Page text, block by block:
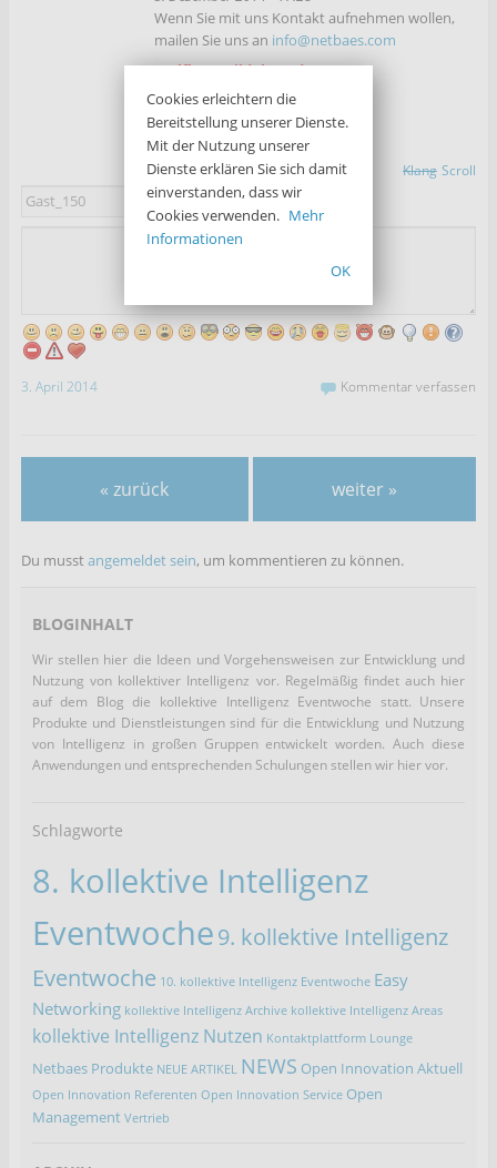
Wenn Sie mit uns Kontakt aufnehmen wollen,
mailen Sie uns an info@netbaes.com
Wolfhart Hildebrandt
5. Dezember 2014 - 17:29
Wir wünschen Ihnen eine schöne
Weihnachtszeit!!
Scroll
Klang
400
3. April 2014 Kommentar verfassen
« zurück weiter »
Du musstangemeldet sein, um kommentieren zu können.
BLOGINHALT
Wir stellen hier die Ideen und Vorgehensweisen zur Entwicklung und
Nutzung von kollektiver Intelligenz vor. Regelmäßig findet auch hier
auf dem Blog die kollektive Intelligenz Eventwoche statt. Unsere
Produkte und Dienstleistungen sind für die Entwicklung und Nutzung
von Intelligenz in großen Gruppen entwickelt worden. Auch diese
Anwendungen und entsprechenden Schulungen stellen wir hier vor.
Schlagworte
8. kollektive Intelligenz
Eventwoche9. kollektive Intelligenz
Eventwoche 10. kollektive Intelligenz Eventwoche Easy
Networking kollektive Intelligenz Archive kollektive Intelligenz Areas
kollektive Intelligenz Nutzen Kontaktplattform Lounge
Netbaes Produkte NEUE ARTIKEL NEWS Open Innovation Aktuell
Open Innovation Referenten Open Innovation Service Open
Management Vertrieb
Cookies erleichtern die
Bereitstellung unserer Dienste.
Mit der Nutzung unserer
Dienste erklären Sie sich damit
einverstanden, dass wir
Cookies verwenden. Mehr
Informationen
OK